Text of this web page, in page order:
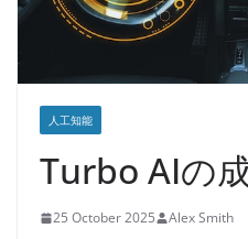
人工知能
Turbo AIの
25 October 2025 Alex Smith